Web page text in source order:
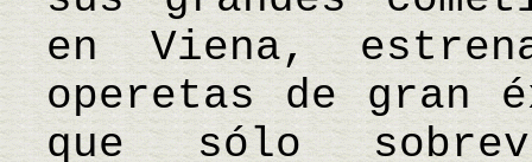
en Viena,
operetas de gran
que sólo